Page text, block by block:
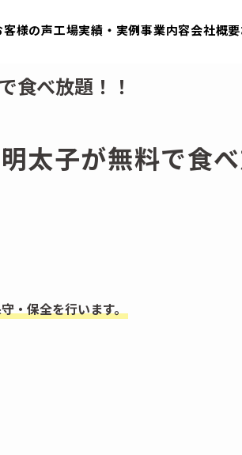
客様の声工場実績・実例事業内容会社概要
食べ放題！！
太子が無料で食べ
・保全を行います。